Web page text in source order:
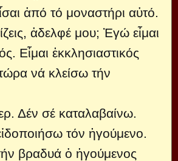
ἀπό τό μοναστήρι αὐτό.
ἀδελφέ μου; Ἐγώ εἶμαι
Εἶμαι ἐκκλησιαστικός
νά κλείσω τήν
Δέν σέ καταλαβαίνω.
τόν ἡγούμενο.
βραδυά ὁ ἡγούμενος